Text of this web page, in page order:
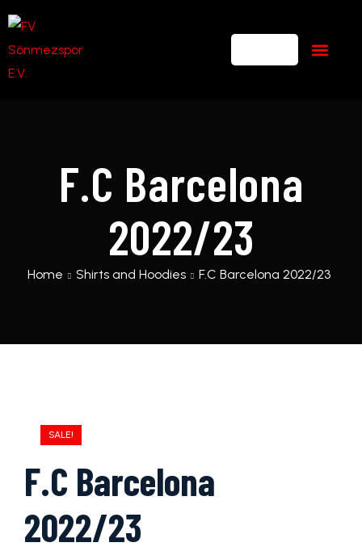
F.C Barcelona
2022/23
Home Shirts and Hoodies F.C Barcelona 2022/23
SALE!
F.C Barcelona
2022/23